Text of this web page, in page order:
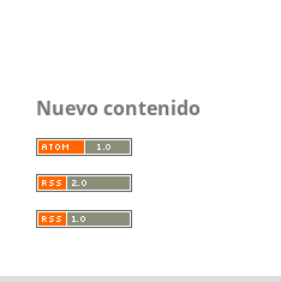
Nuevo contenido